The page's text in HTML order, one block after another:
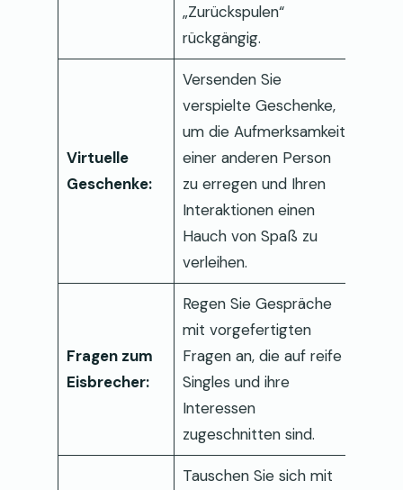
„Zurückspulen“
rückgängig.
Virtuelle
Geschenke:
Versenden Sie
verspielte Geschenke,
um die Aufmerksamkeit
einer anderen Person
zu erregen und Ihren
Interaktionen einen
Hauch von Spaß zu
verleihen.
Fragen zum
Eisbrecher:
Regen Sie Gespräche
mit vorgefertigten
Fragen an, die auf reife
Singles und ihre
Interessen
zugeschnitten sind.
Tauschen Sie sich mit